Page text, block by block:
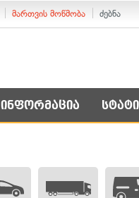
მართვის მოწმობა ძებნა
ინფორმაცია